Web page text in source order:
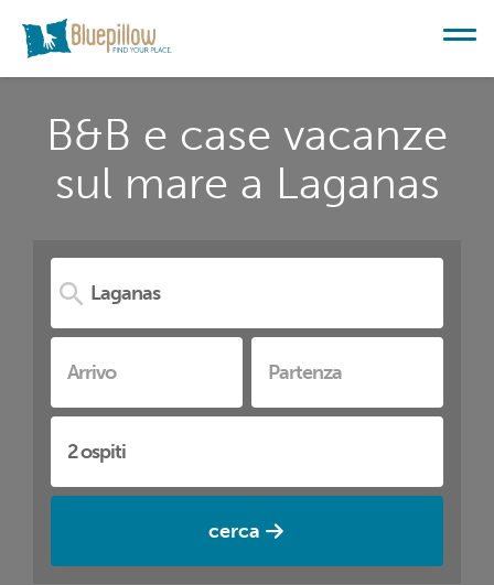
B&B e case vacanze
sul mare a Laganas
cerca